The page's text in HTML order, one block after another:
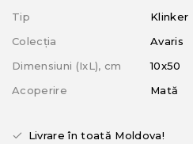
Tip
Klinker
Colecția
Avaris
Dimensiuni (IxL), cm
10x50
Acoperire
Mată
Livrare în toată Moldova!